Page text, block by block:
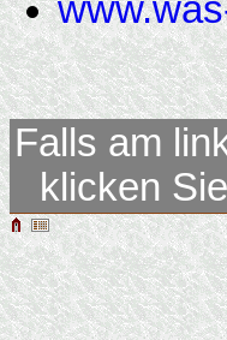
Falls am
klicken